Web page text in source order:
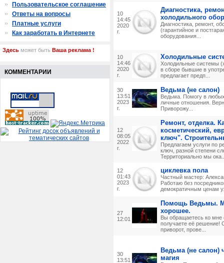
10
14:45
2020
г.
Диагностика,
холодильного
Диагностика, ремонт,
(гарантийное и
оборудования...
10
14:46
2020
г.
Холодильные
Холодильные системы
в сборе бывшие в
предлагает предп...
30
13:51
2023
г.
Ведьма (не салон)
Ведьма. Помогу в
личные отношения.
Приворожу...
12
08:05
2022
г.
Ремонт, отделка.
косметический,
ключ".
Предлагаем услуги по
ключ, разной степени
Территориально мы
12
01:43
2023
г.
циклевка пола
Частный мастер:
Работаю без
демократичным ценам
27
12:01
Помощь Ведьмы.
хорошее.
Вы обращаетесь ко мне
получаете её решение!
приворот, прове...
30
13:51
Ведьма (не салон)
магия
Пользовательское соглашение
Ответы на вопросы
Платные услуги
Как заработать в Интернете
Здесь может быть Ваша реклама !
КОММЕНТАРИИ